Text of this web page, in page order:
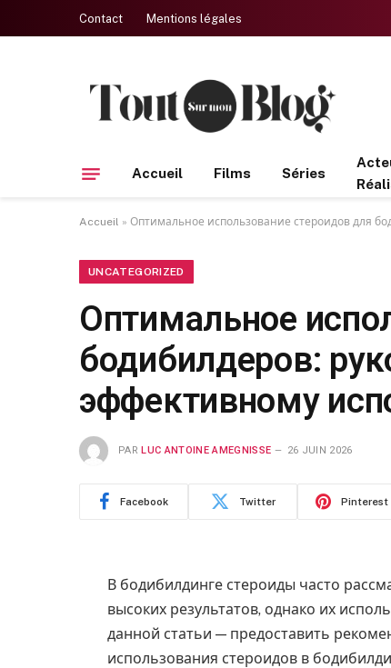
Contact Mentions légales
Accueil Films Séries
Accueil » Оптимальное использование стероидов для
UNCATEGORIZED
Оптимальное
бодибилдеров:
эффективному
PAR LUC ANTOINE AMEGNISSE 26 JUIN 2026
Facebook Twitter Pinterest
В бодибилдинге стероиды часто
высоких результатов, однако их
данной статьи — предоставить
использования стероидов в